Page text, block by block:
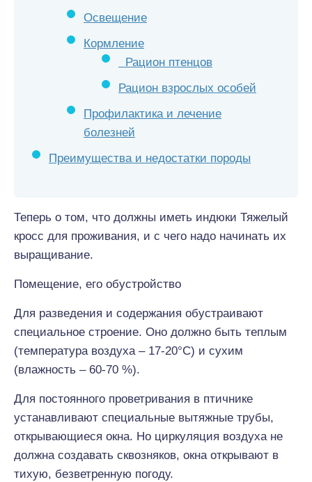
Освещение
Кормление
Рацион птенцов
Рацион взрослых особей
Профилактика и лечение
болезней
Преимущества и недостатки породы
Теперь о том, что должны иметь индюки Тяжелый
кросс для проживания, и с чего надо начинать их
выращивание.
Помещение, его обустройство
Для разведения и содержания обустраивают
специальное строение. Оно должно быть теплым
(температура воздуха – 17-20°С) и сухим
(влажность – 60-70 %).
Для постоянного проветривания в птичнике
устанавливают специальные вытяжные трубы,
открывающиеся окна. Но циркуляция воздуха не
должна создавать сквозняков, окна открывают в
тихую, безветренную погоду.